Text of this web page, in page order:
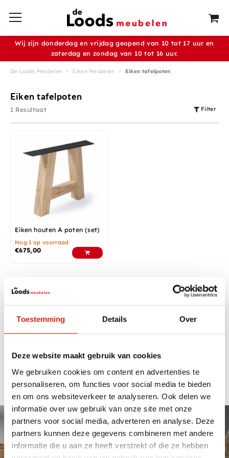
Toestemming Details Over
Deze website maakt gebruik van cookies
We gebruiken cookies om content en advertenties te
personaliseren, om functies voor social media te bieden
en om ons websiteverkeer te analyseren. Ook delen we
informatie over uw gebruik van onze site met onze
partners voor social media, adverteren en analyse. Deze
partners kunnen deze gegevens combineren met andere
informatie die u aan ze heeft verstrekt of die ze hebben
Wij zijn donderdag en vrijdag geopend van 10 tot 17 uur en
zaterdag en zondag van 10 tot 16 uur.
De Loods Meubelen Eiken Meubelen Eiken tafelpoten
Eiken tafelpoten
1 Resultaat Filter
Eiken houten A poten (set)
Nog 1 op voorraad
€675,00
eiken tafelpoten op voorraad. Zowel online als in onze
2000m2 showroom kunt u ons ruimte assortiment
maatwerk wellicht voor u als oplossing dienen. Kom
bespreken en je te laten inspireren.
Maatwerk & Showroom van
2000m2